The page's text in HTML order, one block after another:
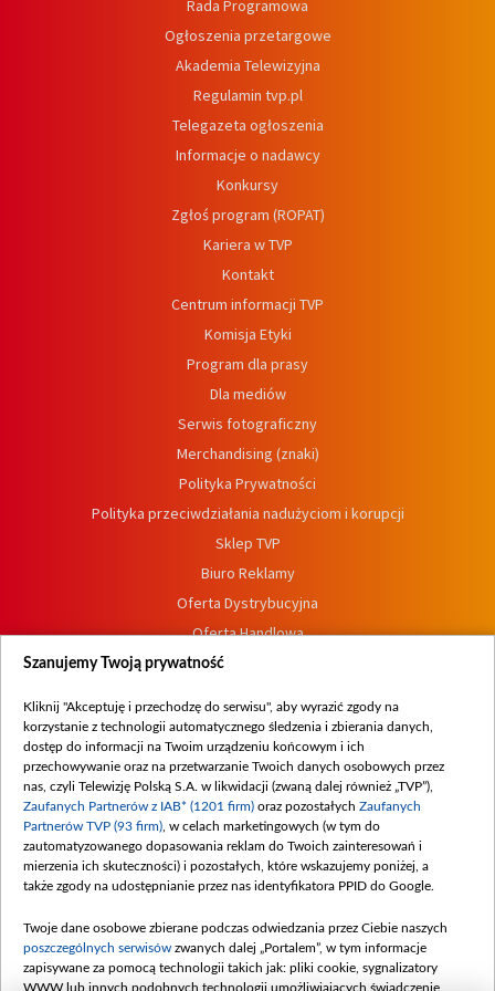
Rada Programowa
Ogłoszenia przetargowe
Akademia Telewizyjna
Regulamin tvp.pl
Telegazeta ogłoszenia
Informacje o nadawcy
Konkursy
Zgłoś program (ROPAT)
Kariera w TVP
Kontakt
Centrum informacji TVP
Komisja Etyki
Program dla prasy
Dla mediów
Serwis fotograficzny
Merchandising (znaki)
Polityka Prywatności
Polityka przeciwdziałania nadużyciom i korupcji
Sklep TVP
Biuro Reklamy
Oferta Dystrybucyjna
Oferta Handlowa
Dostępność
Procedura zgłoszeń wewnętrznych
Szanujemy Twoją prywatność
Kliknij "Akceptuję i przechodzę do serwisu", aby wyrazić zgody na
korzystanie z technologii automatycznego śledzenia i zbierania danych,
dostęp do informacji na Twoim urządzeniu końcowym i ich
przechowywanie oraz na przetwarzanie Twoich danych osobowych przez
nas, czyli Telewizję Polską S.A. w likwidacji (zwaną dalej również „TVP”),
Zaufanych Partnerów z IAB* (1201 firm) oraz pozostałych Zaufanych
Partnerów TVP (93 firm) , w celach marketingowych (w tym do
zautomatyzowanego dopasowania reklam do Twoich zainteresowań i
mierzenia ich skuteczności) i pozostałych, które wskazujemy poniżej, a
także zgody na udostępnianie przez nas identyfikatora PPID do Google.
Twoje dane osobowe zbierane podczas odwiedzania przez Ciebie naszych
poszczególnych serwisów zwanych dalej „Portalem”, w tym informacje
zapisywane za pomocą technologii takich jak: pliki cookie, sygnalizatory
WWW lub innych podobnych technologii umożliwiających świadczenie